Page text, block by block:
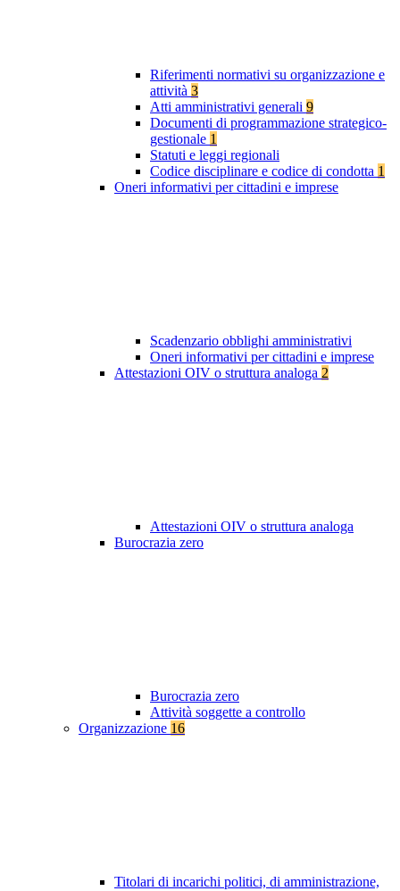
Riferimenti normativi su organizzazione e
attività 3
Atti amministrativi generali 9
Documenti di programmazione strategico-
gestionale 1
Statuti e leggi regionali
Codice disciplinare e codice di condotta 1
Oneri informativi per cittadini e imprese
Scadenzario obblighi amministrativi
Oneri informativi per cittadini e imprese
Attestazioni OIV o struttura analoga 2
Attestazioni OIV o struttura analoga
Burocrazia zero
Burocrazia zero
Attività soggette a controllo
Organizzazione 16
Titolari di incarichi politici, di amministrazione,